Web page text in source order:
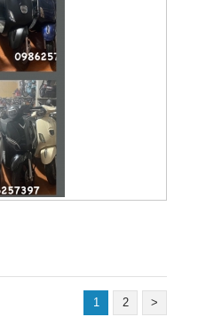
1 2 >